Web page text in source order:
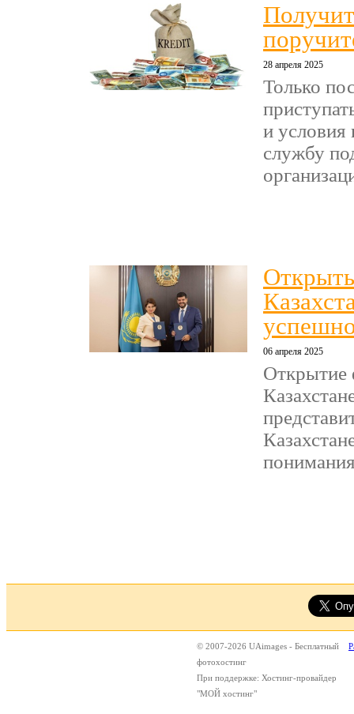
28 апреля 2025
Только
и условия
службу
06 апреля 2025
Открытие
© 2007-2026 UAimages - Бесплатный
фотохостинг
При поддержке: Хостинг-провайдер
"МОЙ хостинг"